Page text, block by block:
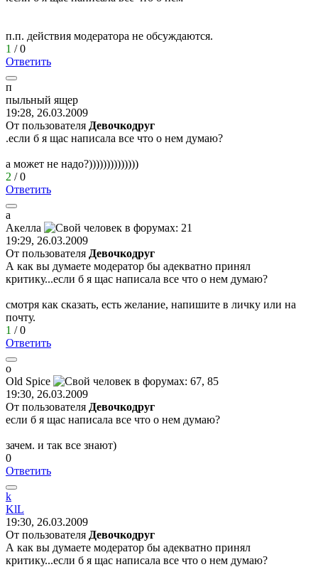
п.п. действия модератора не обсуждаются.
1 /0
Ответить
п
пыльный ящер
19:28, 26.03.2009
От пользователя Девочкодруг
.если б я щас написала все что о нем думаю?
а может не надо?))))))))))))))
2 /0
Ответить
а
Акелла
19:29, 26.03.2009
От пользователя Девочкодруг
А как вы думаете модератор бы адекватно принял
критику...если б я щас написала все что о нем думаю?
смотря как сказать, есть желание, напишите в личку или на
почту.
1 /0
Ответить
o
Old Spice
19:30, 26.03.2009
От пользователя Девочкодруг
если б я щас написала все что о нем думаю?
зачем. и так все знают)
0
Ответить
k
KlL
19:30, 26.03.2009
От пользователя Девочкодруг
А как вы думаете модератор бы адекватно принял
критику...если б я щас написала все что о нем думаю?